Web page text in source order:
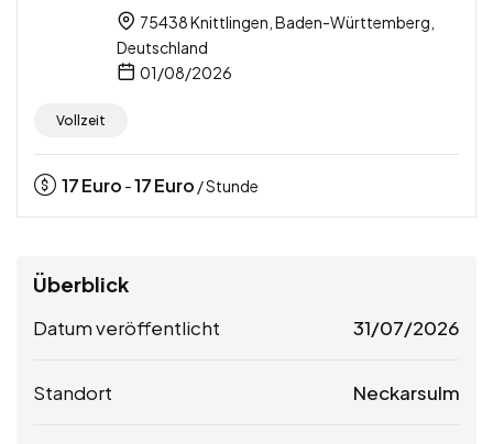
75438 Knittlingen, Baden-Württemberg,
Deutschland
01/08/2026
Vollzeit
17Euro -17Euro / Stunde
Überblick
Datum veröffentlicht 31/07/2026
Standort Neckarsulm